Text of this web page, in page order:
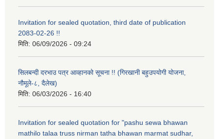
Invitation for sealed quotation, third date of publication
2083-02-26 !!
मिति: 06/09/2026 - 09:24
सिलबन्दी दरभाउ पत्र आव्हानको सूचना !! (गिरखानी बहुउपयोगी योजना,
नौमूले-८, दैलेख)
मिति: 06/03/2026 - 16:40
Invitation for sealed quotation for "pashu sewa bhawan
mathilo talaa truss nirman tatha bhawan marmat sudhar,